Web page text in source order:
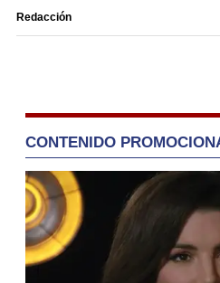
Redacción
CONTENIDO